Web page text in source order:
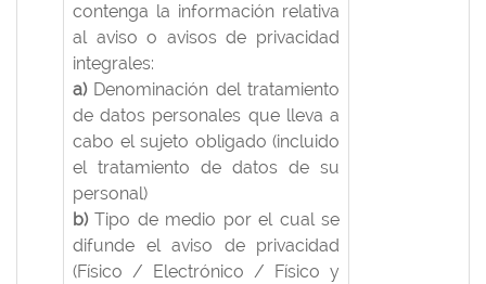
contenga la información relativa
al aviso o avisos de privacidad
integrales:
a)Denominación del tratamiento
de datos personales que lleva a
cabo el sujeto obligado (incluido
el tratamiento de datos de su
personal)
b)Tipo de medio por el cual se
difunde el aviso de privacidad
(Físico / Electrónico / Físico y